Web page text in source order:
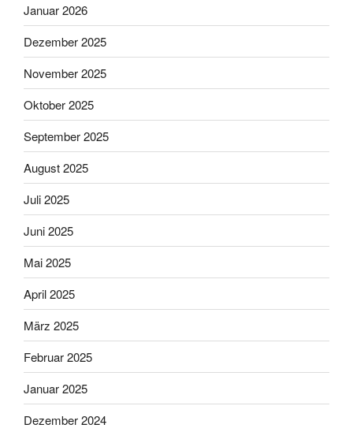
Januar 2026
Dezember 2025
November 2025
Oktober 2025
September 2025
August 2025
Juli 2025
Juni 2025
Mai 2025
April 2025
März 2025
Februar 2025
Januar 2025
Dezember 2024